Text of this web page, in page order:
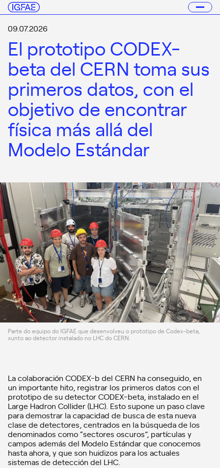
09.07.2026
El prototipo CODEX-
beta del CERN toma sus
primeros datos, con el
objetivo de encontrar
física más allá del
Modelo Estándar
Parte do equipo do IGFAE que desenvolveu o prototipo de Codex-beta,
xunto ao detector instalado no LHC do CERN.
La colaboración CODEX-b del CERN ha conseguido, en
un importante hito, registrar los primeros datos con el
prototipo de su detector CODEX-beta, instalado en el
Large Hadron Collider (LHC). Esto supone un paso clave
para demostrar la capacidad de busca de esta nueva
clase de detectores, centrados en la búsqueda de los
denominados como “sectores oscuros”, partículas y
campos además del Modelo Estándar que conocemos
hasta ahora, y que son huidizos para los actuales
sistemas de detección del LHC.